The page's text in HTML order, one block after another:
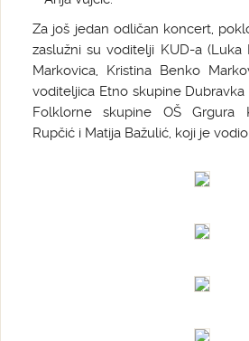
Za još jedan odličan koncert,
zaslužni su voditelji KUD-a (Luka
Markovica, Kristina Benko
voditeljica Etno skupine
Folklorne skupine OŠ Grgura
Rupčić i Matija Bažulić, koji je